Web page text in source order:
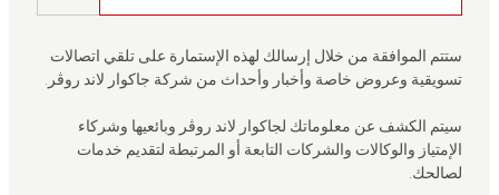
ستتم الموافقة من خلال إرسالك لهذه الإستمارة على تلقي اتصالات
تسويقية وعروض خاصة وأخبار وأحداث من شركة جاكوار لاند روڤر.
سيتم الكشف عن معلوماتك لجاكوار لاند روڤر وبائعيها وشركاء
الإمتياز والوكالات والشركات التابعة أو المرتبطة لتقديم خدمات
لصالحك.